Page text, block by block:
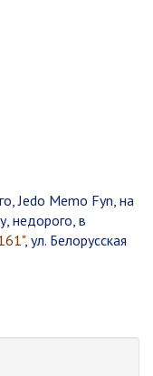
Jedo Memo Fyn, на
недорого, в
, ул. Белорусская